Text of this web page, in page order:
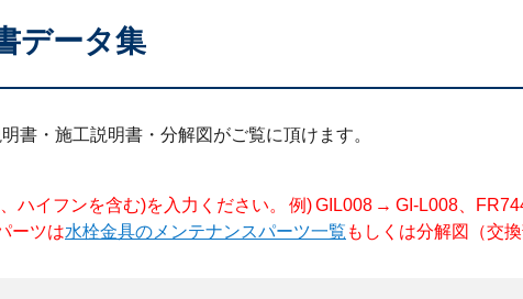
データ集
書・施工説明書・分解図がご覧に頂けます。
ハイフンを含む)を入力ください。 例) GIL008 → GI-L008、
ーツは水栓金具のメンテナンスパーツ一覧 もしくは分解図（交